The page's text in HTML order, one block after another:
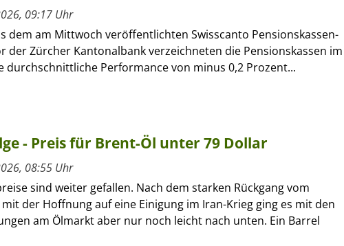
09:17 Uhr
dem am Mittwoch veröffentlichten Swisscanto Pensionskassen-
der Zürcher Kantonalbank verzeichneten die Pensionskassen im
durchschnittliche Performance von minus 0,2 Prozent...
- Preis für Brent-Öl unter 79 Dollar
08:55 Uhr
sind weiter gefallen. Nach dem starken Rückgang vom
der Hoffnung auf eine Einigung im Iran-Krieg ging es mit den
am Ölmarkt aber nur noch leicht nach unten. Ein Barrel